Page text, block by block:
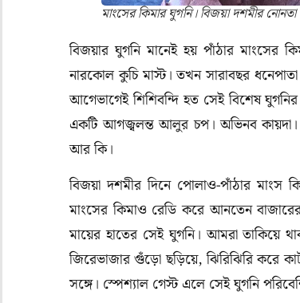
মাংসের কিমার ঘুগনি। বিজয়া দশমীর
বিজয়ার ঘুগনি মানেই হয় পাঁঠার মাংসের
নারকোল কুচি মাস্ট। তখন সারাবছর
আগেভাগেই শিশিবন্দি হত সেই বিশেষ
একটি আগজ্বলন্ত আলুর চপ। অভিনব কায়দা।
আর কি।
বিজয়া দশমীর দিনে পোলাও-পাঁঠার মাংস
মাংসের কিমাও রেডি করে আনতেন
মায়ের হাতের সেই ঘুগনি। আমরা
জিরেভাজার গুঁড়ো ছড়িয়ে, ঝিরিঝিরি করে
সঙ্গে। স্পেশ্যাল গেস্ট এলে সেই ঘুগনি